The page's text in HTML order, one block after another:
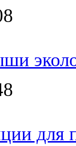
для